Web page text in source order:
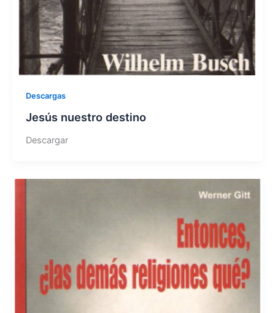
Descargas
Jesús nuestro destino
Descargar